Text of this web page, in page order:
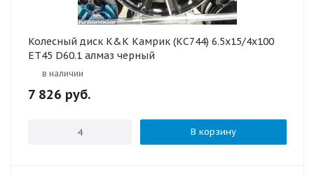
Колесный диск K&K Камрик (КС744) 6.5x15/4x100
ET45 D60.1 алмаз черный
в наличии
7 826 руб.
В корзину